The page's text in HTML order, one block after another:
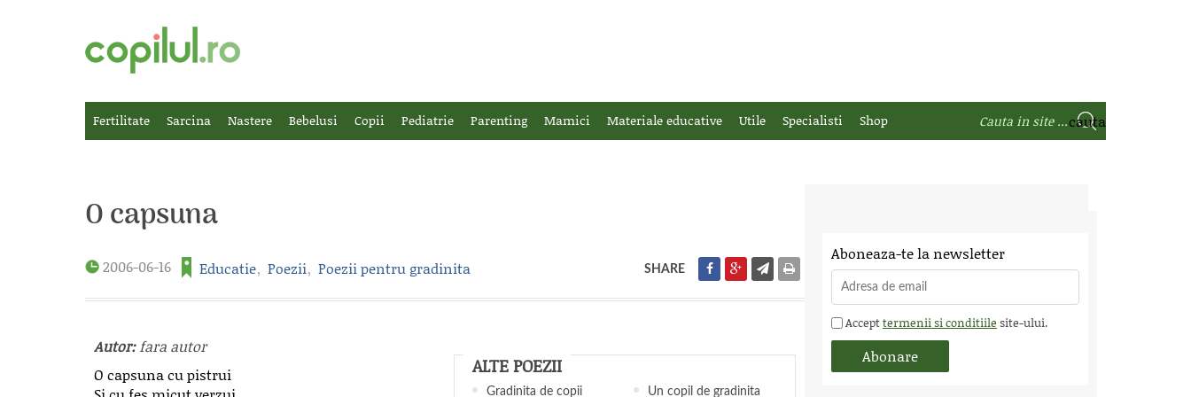
Fertilitate Sarcina Nastere Bebelusi Copii Pediatrie Parenting Mamici Materiale educative Utile Specialisti Shop
O capsuna
2006-06-16 Educatie, Poezii, Poezii pentru gradinita SHARE
Autor:fara autor
O capsuna cu pistrui
ALTE POEZII
Gradinita de copii Un copil de gradinita
Aboneaza-te la newsletter
Accepttermenii si conditiile site-ului.